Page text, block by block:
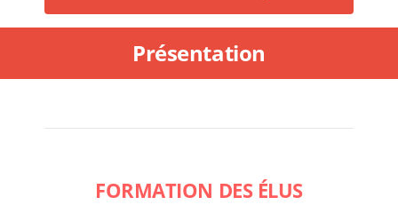
Présentation
FORMATION DES ÉLUS